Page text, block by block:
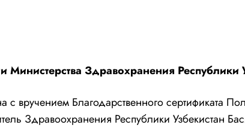
Здравохранения Республики
с вручением Благодарственного
Здравоохранения Республики Узбекистан